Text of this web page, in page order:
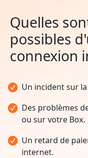
Quelles
possibles
connexion
Un incident sur
Des problèmes
ou sur votre Box.
Un retard de
internet.